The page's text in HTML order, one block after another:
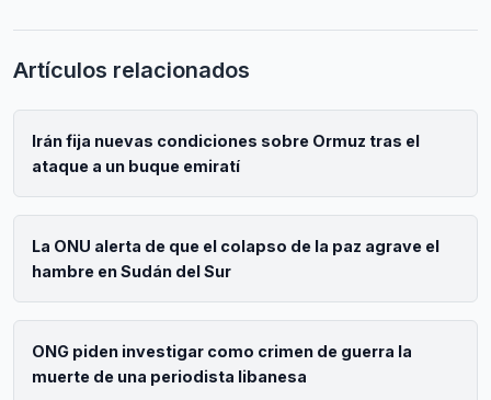
Artículos relacionados
Irán fija nuevas condiciones sobre Ormuz tras el
ataque a un buque emiratí
La ONU alerta de que el colapso de la paz agrave el
hambre en Sudán del Sur
ONG piden investigar como crimen de guerra la
muerte de una periodista libanesa